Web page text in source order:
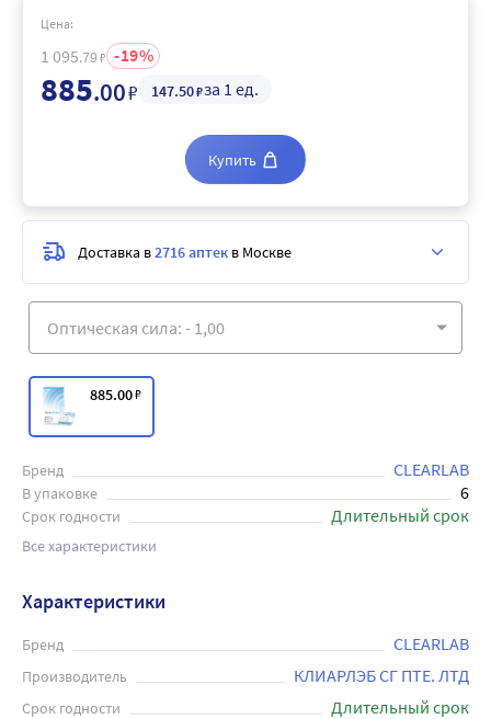
885.00₽
Бренд CLEARLAB
В упаковке 6
Срок годности Длительный срок
Все характеристики
Цена:
1 095.79₽ 19
885.00₽ 147.50₽за 1 ед.
Купить
Доставка в2716 аптек в Москве
Характеристики
Бренд CLEARLAB
Производитель КЛИАРЛЭБ СГ ПТЕ. ЛТД
Срок годности Длительный срок